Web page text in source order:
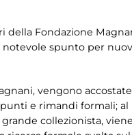
della Fondazione
notevole spunto per
vengono
e rimandi formali; al
collezionista, viene